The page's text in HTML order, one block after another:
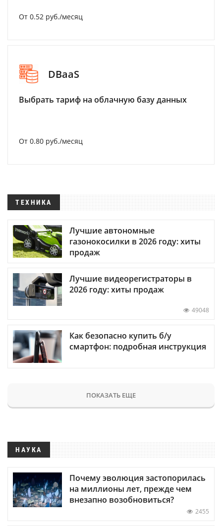
От 0.52 руб./месяц
DBaaS
Выбрать тариф на облачную базу данных
От 0.80 руб./месяц
ТЕХНИКА
Лучшие автономные
газонокосилки в 2026 году: хиты
продаж
Лучшие видеорегистраторы в
2026 году: хиты продаж
49048
Как безопасно купить б/у
смартфон: подробная инструкция
ПОКАЗАТЬ ЕЩЕ
НАУКА
Почему эволюция застопорилась
на миллионы лет, прежде чем
внезапно возобновиться?
2455